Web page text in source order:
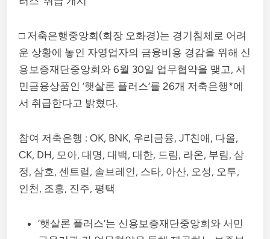
□ 저축은행중앙회(회장 오화경)는 경기침체로 어려
운 상황에 놓인 자영업자의 금융비용 경감을 위해 신
용보증재단중앙회와 6월 30일 업무협약을 맺고, 서
민금융상품인 ‘햇살론 플러스’를 26개 저축은행*에
서 취급한다고 밝혔다.
참여 저축은행 : OK, BNK, 우리금융, JT친애, 다올,
CK, DH, 모아, 대명, 대백, 대한, 드림, 라온, 부림, 삼
정, 삼호, 센트럴, 솔브레인, 스타, 아산, 오성, 오투,
인천, 조흥, 진주, 평택
‘햇살론 플러스’는 신용보증재단중앙회와 서민